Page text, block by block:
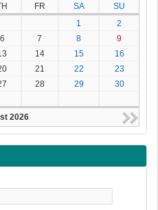
FR SA
SU
1
2
6 7 8
9
14 15
16
21 22
23
28 29
30
2026